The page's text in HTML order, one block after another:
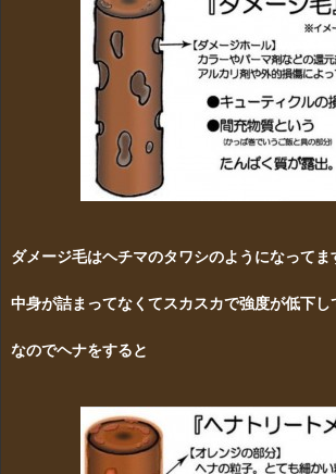
ダメージ毛はヘチマのタワシのようになってま
中身が詰まってなくてスカスカで強度が低下し
なのでヘナをすると